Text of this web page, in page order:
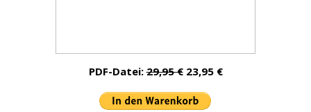
PDF-Datei:29,95 €23,95 €